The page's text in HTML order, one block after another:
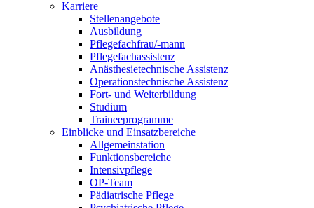
Karriere
Stellenangebote
Ausbildung
Pflegefachfrau/-mann
Pflegefachassistenz
Anästhesietechnische Assistenz
Operationstechnische Assistenz
Fort- und Weiterbildung
Studium
Traineeprogramme
Einblicke und Einsatzbereiche
Allgemeinstation
Funktionsbereiche
Intensivpflege
OP-Team
Pädiatrische Pflege